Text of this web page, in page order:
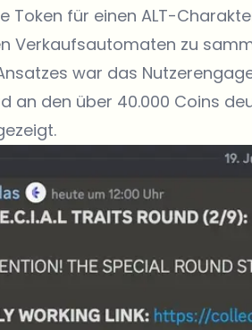
Token für einen ALT-
Verkaufsautomaten zu
war das
an den über 40.000 Coins